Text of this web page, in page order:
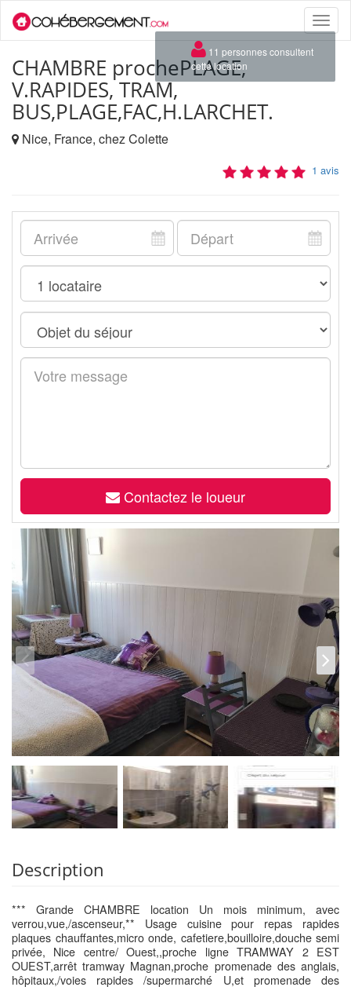
Toggle
CHAMBRE prochePLAGE,
V.RAPIDES, TRAM,
BUS,PLAGE,FAC,H.LARCHET.
Nice, France, chez Colette
1 avis
Contactez le loueur
Description
*** Grande CHAMBRE location Un mois minimum, avec
verrou,vue,/ascenseur,** Usage cuisine pour repas rapides
plaques chauffantes,micro onde, cafetiere,bouilloire,douche semi
privée, Nice centre/ Ouest,,proche ligne TRAMWAY 2 EST
OUEST,arrêt tramway Magnan,proche promenade des anglais,
hôpitaux,/voies rapides /supermarché U,et promenade des
×
11 personnes consultent
cette location